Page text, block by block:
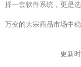
择一套软件系统，更是
万变的大宗商品市场中
更新